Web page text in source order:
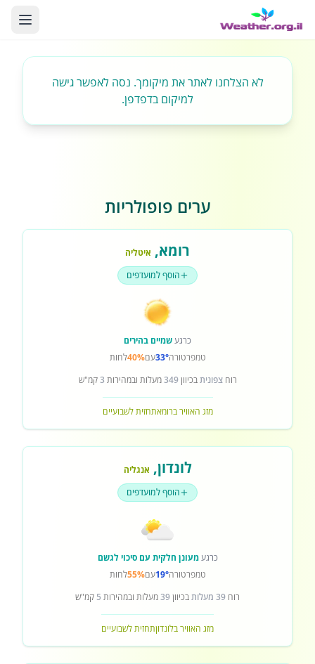
לא הצלחנו לאתר את מיקומך. נסה לאפשר גישה
למיקום בדפדפן.
ערים פופולריות
רומא, איטליה
הוסף למועדפים
כרגעשמיים בהירים
טמפרטורה33°עם40%לחות
רוחצפוניתבכיוון349מעלות ובמהירות 3קמ"ש
מזג האוויר ברומאתחזית לשבועיים
לונדון, אנגליה
הוסף למועדפים
כרגעמעונן חלקית עם סיכוי לגשם
טמפרטורה19°עם55%לחות
רוח 39 מעלות בכיוון39מעלות ובמהירות 5 קמ"ש
מזג האוויר בלונדוןתחזית לשבועיים